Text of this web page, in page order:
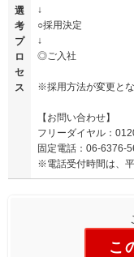
選
考
プ
ロ
セ
ス
↓
○採用決定
↓
◎ご入社
※採用方法が変更と
【お問い合わせ】
フリーダイヤル：
固定電話：06-6376-
※電話受付時間は、
こ